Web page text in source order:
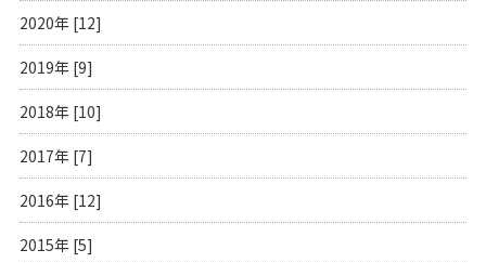
2020年 [12]
2019年 [9]
2018年 [10]
2017年 [7]
2016年 [12]
2015年 [5]